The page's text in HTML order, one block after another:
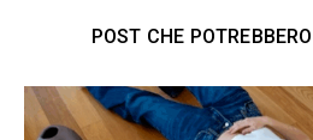
POST CHE